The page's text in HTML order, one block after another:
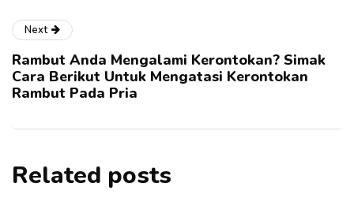
Next
Rambut Anda Mengalami Kerontokan? Simak
Cara Berikut Untuk Mengatasi Kerontokan
Rambut Pada Pria
Related posts